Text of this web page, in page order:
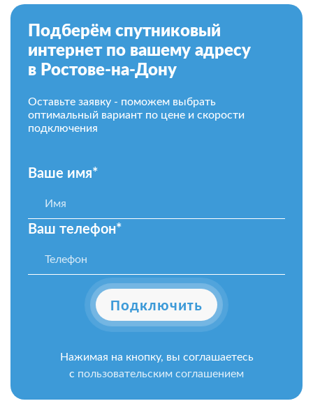
Подберём спутниковый
интернет по вашему адресу
в Ростове-на-Дону
Оставьте заявку - поможем выбрать
оптимальный вариант по цене и скорости
подключения
Ваше имя*
Ваш телефон*
Подключить
Нажимая на кнопку, вы соглашаетесь
с пользовательским соглашением